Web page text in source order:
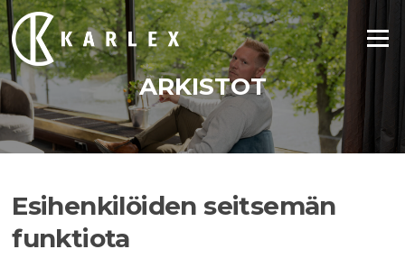
Siirry
suoraan
sisältöön
Valikko
ARKISTOT
Esihenkilöiden seitsemän
funktiota